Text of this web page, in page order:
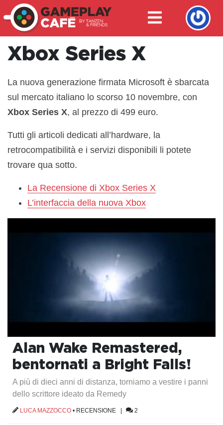
Xbox Series X
La nuova generazione firmata Microsoft è sbarcata
sul mercato italiano lo scorso 10 novembre, con
Xbox Series X, al prezzo di 499 euro.
Tutti gli articoli dedicati all’hardware, la
retrocompatibilità e i servizi disponibili li potete
trovare qua sotto.
La Recensione di Xbox Series X
L’interfaccia della nuova Xbox
Alan Wake Remastered,
bentornati a Bright Falls!
A più di dieci anni di distanza, torniamo a vestire i panni
dello scrittore ideato da Remedy
LUCA MAZZOCCO • RECENSIONE 2